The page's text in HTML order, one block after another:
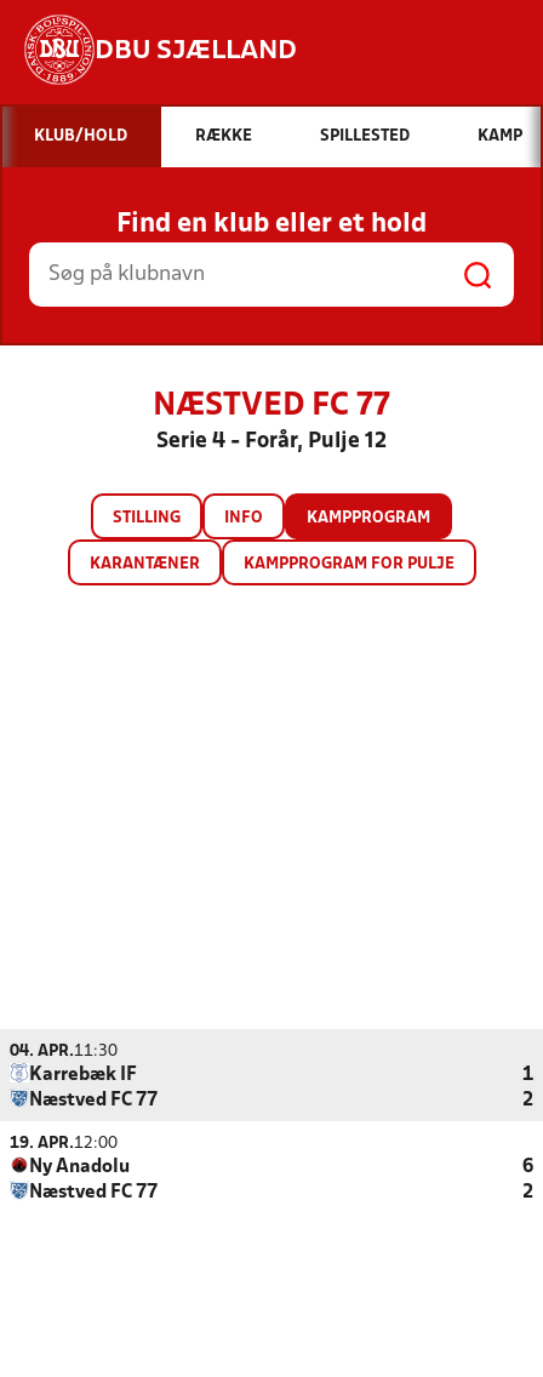
DBU SJÆLLAND
Hvad vil du søge efter?
INDHOLD OG NYHEDER
STILLINGER, RESULTATER, KLUBBER OG
HOLD
KLUB/HOLD RÆKKE SPILLESTED KAMP
Find en klub eller et hold
NÆSTVED FC 77
Serie 4 - Forår, Pulje 12
STILLING INFO KAMPPROGRAM
KARANTÆNER KAMPPROGRAM FOR PULJE
04. APR.11:30
Karrebæk IF
1
Næstved FC 77
2
19. APR.12:00
Ny Anadolu
6
Næstved FC 77
2